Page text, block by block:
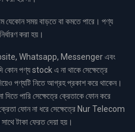
যেকোন সময় বাড়তে বা কমতে পারে। পণ্য
করা হয়।
Whatsapp, Messenger এবং
কোন পণ্য stock এ না থাকে সেক্ষেত্রে
পণ্যটি নিতে আগ্রহ প্রকাশ করে থাকেন।
দিতে পারি সেক্ষেত্রে ক্রেতাকে ফোন করে
ফোন না ধরে সেক্ষেত্রে Nur Telecom
টাকা ফেরত দেয়া হয়।